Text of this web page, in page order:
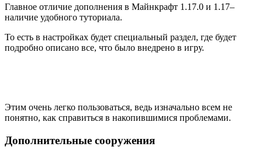
Главное отличие дополнения в Майнкрафт 1.17.0 и 1.17–
наличие удобного туториала.
То есть в настройках будет специальный раздел, где будет
подробно описано все, что было внедрено в игру.
Этим очень легко пользоваться, ведь изначально всем не
понятно, как справиться в накопившимися проблемами.
Дополнительные сооружения